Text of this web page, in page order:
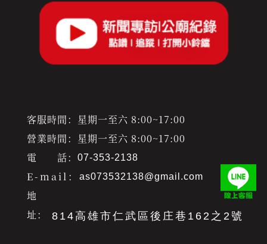
客服時間：星期一至六 8:00~17:00
營業時間：星期一至六 8:00~17:00
電 話：
07-353-2138
E-mail： as073532138@gmail.com
地
址：
814高雄市仁武區後庄巷162之2號